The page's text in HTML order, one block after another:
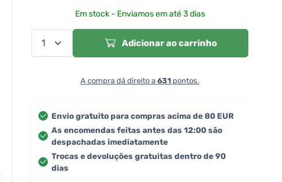
Em stock - Enviamos em até 3 dias
Adicionar ao carrinho
A compra dá direito a 631 pontos.
Envio gratuito para compras acima de 80 EUR
As encomendas feitas antes das 12:00 são
despachadas imediatamente
Trocas e devoluções gratuitas dentro de 90
dias